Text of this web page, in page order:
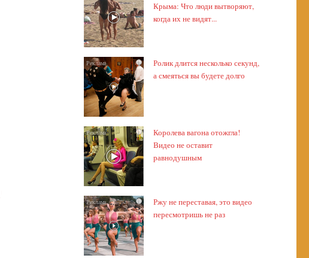
Крыма: Что люди вытворяют,
когда их не видят...
i
Ролик длится несколько секунд,
а смеяться вы будете долго
i
Королева вагона отожгла!
Видео не оставит
равнодушным
i
Ржу не переставая, это видео
пересмотришь не раз